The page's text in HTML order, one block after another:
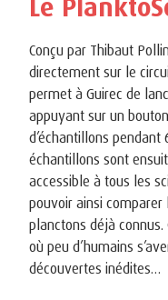
Le
Conçu par Thibaut
directement sur le
permet à Guirec de
appuyant sur un
d’échantillons pendant
échantillons sont
accessible à tous les
pouvoir ainsi
planctons déjà connus.
où peu d’humains
découvertes inédites…